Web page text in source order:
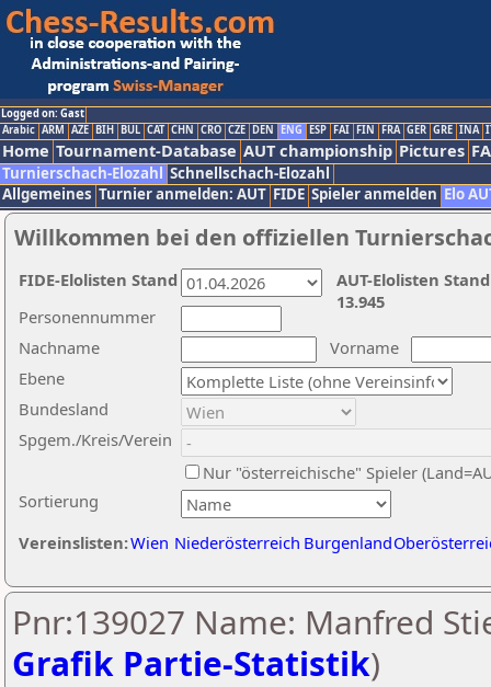
Logged on: Gast
Arabic ARM AZE BIH BUL CAT CHN CRO CZE DEN ENG ESP FAI FIN FRA GER GRE INA
Home Tournament-Database AUT championship Pictures
Turnierschach-Elozahl Schnellschach-Elozahl
Allgemeines Turnier anmelden: AUT FIDE Spieler anmelden Elo
Willkommen bei den offiziellen
Nachname
Vorname
Ebene
Sortierung
Personennummer
Bundesland
Spgem./Kreis/Verein
Nur "österreichische" Spieler
Vereinslisten:Wien Niederösterreich Burgenland
AUT-Elolisten
13.945
FIDE-Elolisten Stand
Pnr:139027 Name: Manfred
Grafik Partie-Statistik)